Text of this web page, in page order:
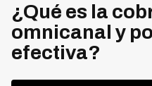
¿Qué es la
omnicanal y
efectiva?